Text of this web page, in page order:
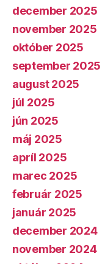
december 2025
november 2025
október 2025
september 2025
august 2025
júl 2025
jún 2025
máj 2025
apríl 2025
marec 2025
február 2025
január 2025
december 2024
november 2024